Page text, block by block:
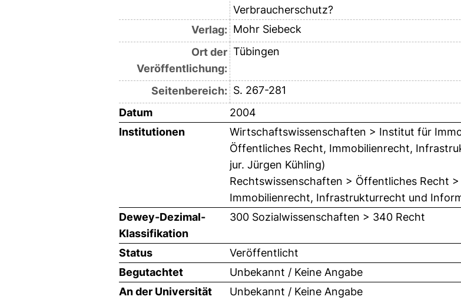
Verbraucherschutz?
Verlag: Mohr Siebeck
Ort der
Veröffentlichung:
Tübingen
Seitenbereich: S. 267-281
Datum
2004
Institutionen
Wirtschaftswissenschaften > Institut für
Öffentliches Recht, Immobilienrecht,
jur. Jürgen Kühling)
Rechtswissenschaften > Öffentliches Recht
Immobilienrecht, Infrastrukturrecht und
Dewey-Dezimal-
Klassifikation
300 Sozialwissenschaften > 340 Recht
Status
Veröffentlicht
Begutachtet
Unbekannt / Keine Angabe
An der Universität
Unbekannt / Keine Angabe